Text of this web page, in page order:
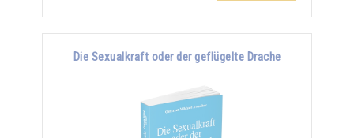
Die Sexualkraft oder der geflügelte Drache